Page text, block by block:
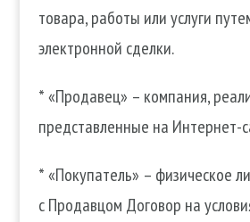
товара, работы или услуги
электронной сделки.
* «Продавец» – компания,
представленные на Интернет-
* «Покупатель» – физическое
с Продавцом Договор на